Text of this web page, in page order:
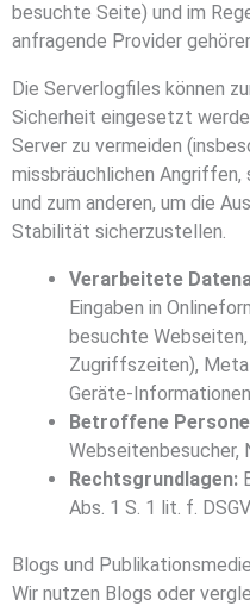
besuchte Seite) und im
anfragende Provider
Die Serverlogfiles können
Sicherheit eingesetzt
Server zu vermeiden
missbräuchlichen
und zum anderen, um die
Stabilität sicherzustellen.
Verarbeitete
Eingaben in
besuchte
Zugriffszeiten),
Geräte-
Betroffene
Webseitenbesucher,
Rechtsgrundlagen:
Abs. 1 S. 1 lit. f.
Blogs und
Wir nutzen Blogs oder